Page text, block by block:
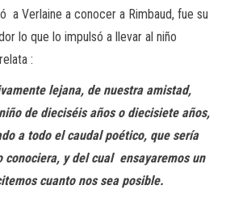
a Verlaine a conocer a Rimbaud, fue su
lo que lo impulsó a llevar al niño
:
lejana, de nuestra amistad,
de dieciséis años o diecisiete años,
a todo elcaudal poético, que sería
conociera, y del cual ensayaremos un
cuanto nos sea posible.